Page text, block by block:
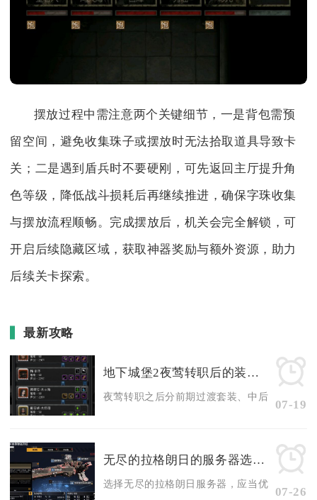
摆放过程中需注意两个关键细节，一是背包需预
留空间，避免收集珠子或摆放时无法拾取道具导致卡
关；二是遇到盾兵时不要硬刚，可先返回主厅提升角
色等级，降低战斗损耗后再继续推进，确保字珠收集
与摆放流程顺畅。完成摆放后，机关会完全解锁，可
开启后续隐藏区域，获取神器奖励与额外资源，助力
后续关卡探索。
最新攻略
地下城堡2夜莺转职后的装备推荐有哪些
夜莺转职之后分前期过渡套装、中后期通用推
07-19
无尽的拉格朗日的服务器选择该如何考虑
选择无尽的拉格朗日服务器，应当优先锁定官
07-26